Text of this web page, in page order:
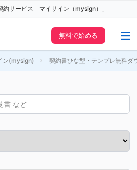
約サービス「マイサイン（mysign）」
無料で始める
ン(mysign) 契約書ひな型・テンプレ無料ダ